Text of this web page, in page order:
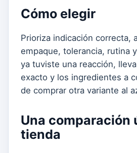
Cómo elegir
Prioriza indicación correcta,
empaque, tolerancia, rutina
ya tuviste una reacción,
exacto y los ingredientes a
de comprar otra variante al
Una comparación
tienda